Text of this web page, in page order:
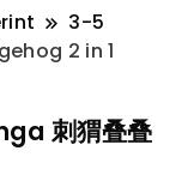
3-5
2 in 1
刺猬叠叠